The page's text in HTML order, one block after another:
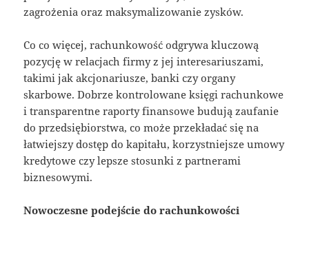
zagrożenia oraz maksymalizowanie zysków.
Co co więcej, rachunkowość odgrywa kluczową
pozycję w relacjach firmy z jej interesariuszami,
takimi jak akcjonariusze, banki czy organy
skarbowe. Dobrze kontrolowane księgi rachunkowe
i transparentne raporty finansowe budują zaufanie
do przedsiębiorstwa, co może przekładać się na
łatwiejszy dostęp do kapitału, korzystniejsze umowy
kredytowe czy lepsze stosunki z partnerami
biznesowymi.
Nowoczesne podejście do rachunkowości